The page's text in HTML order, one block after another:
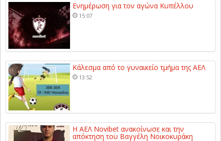
Ενημέρωση για τον αγώνα Κυπέλλου
15:07
Κάλεσμα από το γυναικείο τμήμα της ΑΕΛ
13:52
Η ΑΕΛ Novibet ανακοίνωσε και την
απόκτηση του Βαγγέλη Νοικοκυράκη